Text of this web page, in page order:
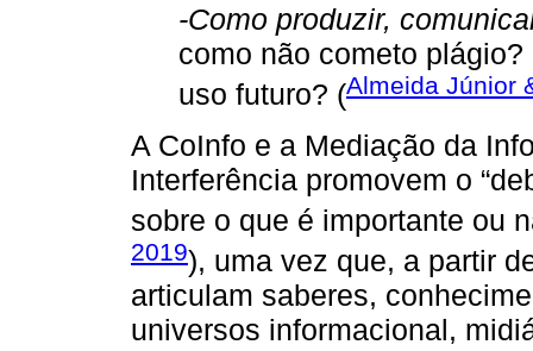
-Como produzir,
como não cometo
uso futuro? (Almeida Júnior
A CoInfo e a Mediação da
Interferência promovem o
sobre o que é importante ou
2019), uma vez que, a partir
articulam saberes,
universos informacional,